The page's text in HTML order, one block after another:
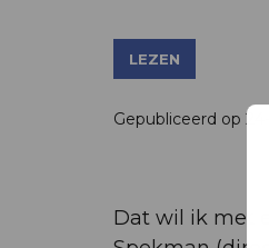
LEZEN
Gepubliceerd op
Dat wil ik met